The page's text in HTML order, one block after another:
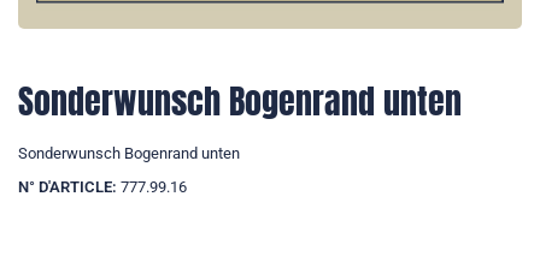
Sonderwunsch Bogenrand unten
Sonderwunsch Bogenrand unten
N° D'ARTICLE: 777.99.16